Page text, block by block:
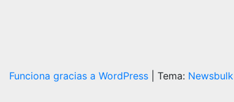
Funciona gracias a WordPress Tema: Newsbulk